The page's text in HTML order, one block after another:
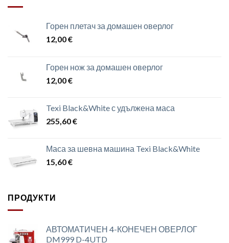
Горен плетач за домашен оверлог
12,00€
Горен нож за домашен оверлог
12,00€
Texi Black&White с удължена маса
255,60€
Маса за шевна машина Texi Black&White
15,60€
ПРОДУКТИ
АВТОМАТИЧЕН 4-КОНЕЧЕН ОВЕРЛОГ
DM999 D-4UTD